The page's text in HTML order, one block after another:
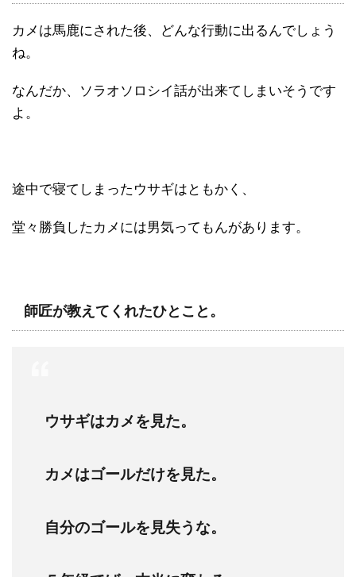
カメは馬鹿にされた後、どんな行動に出るんでしょう
ね。
なんだか、ソラオソロシイ話が出来てしまいそうです
よ。
途中で寝てしまったウサギはともかく、
堂々勝負したカメには男気ってもんがあります。
師匠が教えてくれたひとこと。
ウサギはカメを見た。
カメはゴールだけを見た。
自分のゴールを見失うな。